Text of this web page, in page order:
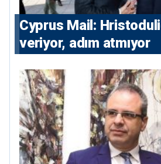
⁠Cyprus Mail:
veriyor, adım atmıyor